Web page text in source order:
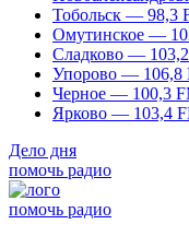
Тобольск — 98,3
Омутинское —
Сладково —
Упорово — 106,8
Черное — 100,3
Ярково — 103,4
Дело дня
помочь радио
помочь радио